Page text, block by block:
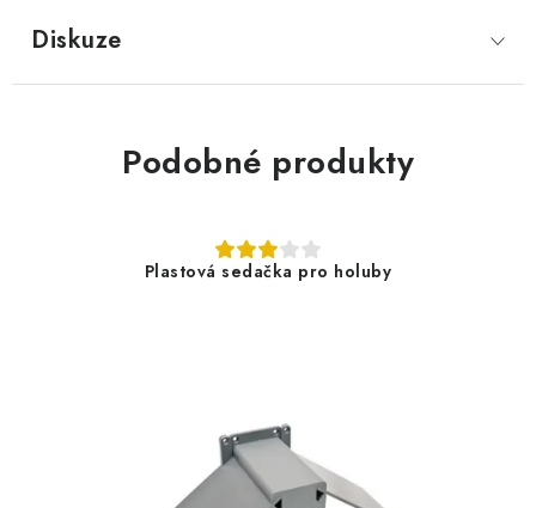
Diskuze
Podobné produkty
Plastová sedačka pro holuby